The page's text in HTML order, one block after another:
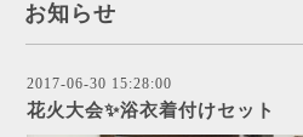
お知らせ
2017-06-30 15:28:00
花火大会✨浴衣着付けセット